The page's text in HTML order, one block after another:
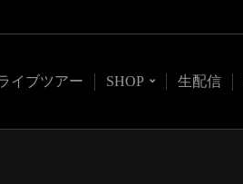
イブツアー SHOP 生配信